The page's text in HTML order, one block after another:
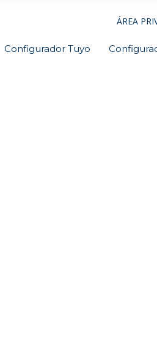
ÁREA
Configurador Tuyo